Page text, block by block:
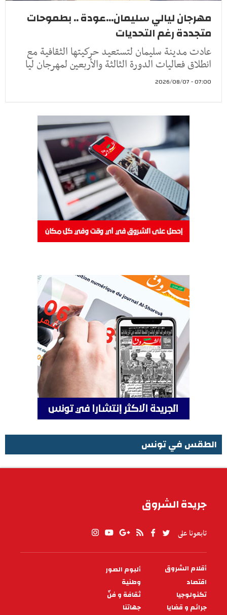
مهرجان ليالي سليمان...عودة .. بطموحات
متجددة رغم التحديات
عادت مدينة سليمان لتستعيد حركيتها الثقافية مع
انطلاق فعاليات الدورة الثالثة والأربعين لمهرجان ليا
07:00 - 2026/08/07
الطقس في تونس
جريدة الشروق
تابعونا على
PIED
DE
PAGE
أقلام الشروق
ألبوم الصور
اقتصاد
وطنية
تكنولوجيا
ثقافة و فنّ
جرائم و قضايا
جهاتنا